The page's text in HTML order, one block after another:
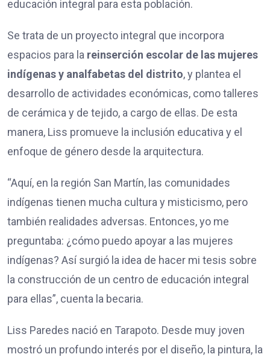
educación integral para esta población.
Se trata de un proyecto integral que incorpora
espacios para la reinserción escolar de las mujeres
indígenas y analfabetas del distrito, y plantea el
desarrollo de actividades económicas, como talleres
de cerámica y de tejido, a cargo de ellas. De esta
manera, Liss promueve la inclusión educativa y el
enfoque de género desde la arquitectura.
“Aquí, en la región San Martín, las comunidades
indígenas tienen mucha cultura y misticismo, pero
también realidades adversas. Entonces, yo me
preguntaba: ¿cómo puedo apoyar a las mujeres
indígenas? Así surgió la idea de hacer mi tesis sobre
la construcción de un centro de educación integral
para ellas”, cuenta la becaria.
Liss Paredes nació en Tarapoto. Desde muy joven
mostró un profundo interés por el diseño, la pintura, la